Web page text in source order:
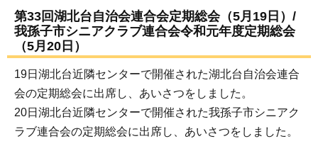
第33回湖北台自治会連合会定期総会（5月19日）/
我孫子市シニアクラブ連合会令和元年度定期総会
（5月20日）
19日湖北台近隣センターで開催された湖北台自治会連合
会の定期総会に出席し、あいさつをしました。
20日湖北台近隣センターで開催された我孫子市シニアク
ラブ連合会の定期総会に出席し、あいさつをしました。